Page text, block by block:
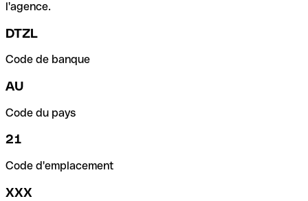
l'agence.
DTZL
Code de banque
AU
Code du pays
21
Code d'emplacement
XXX